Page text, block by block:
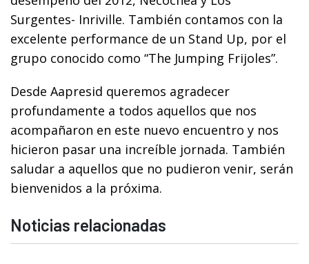
Surgentes- Inriville. También contamos con la
excelente performance de un Stand Up, por el
grupo conocido como “The Jumping Frijoles”.
Desde Aapresid queremos agradecer
profundamente a todos aquellos que nos
acompañaron en este nuevo encuentro y nos
hicieron pasar una increíble jornada. También
saludar a aquellos que no pudieron venir, serán
bienvenidos a la próxima.
Noticias relacionadas